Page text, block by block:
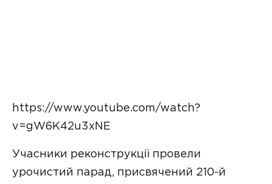
https://www.youtube.com/watch?
v=gW6K42u3xNE
Учасники реконструкції провели
урочистий парад, присвячений 210-й